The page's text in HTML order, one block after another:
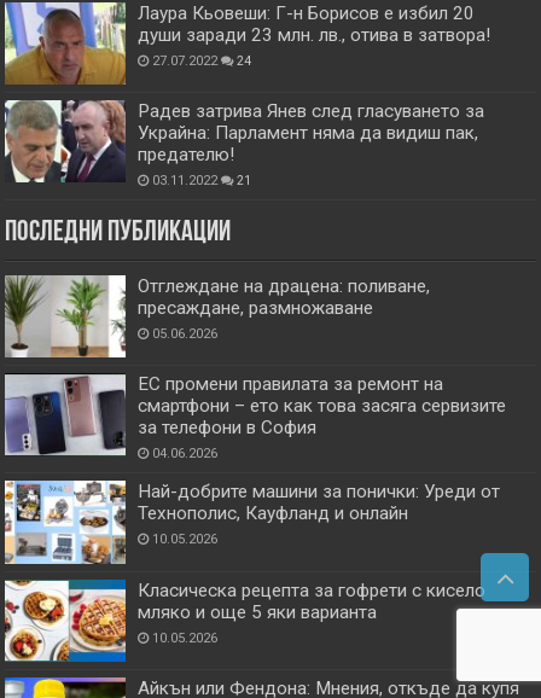
Лаура Кьовеши: Г-н Борисов е избил 20
души заради 23 млн. лв., отива в затвора!
27.07.2022 24
Радев затрива Янев след гласуването за
Украйна: Парламент няма да видиш пак,
предателю!
03.11.2022 21
Последни публикации
Отглеждане на драцена: поливане,
пресаждане, размножаване
05.06.2026
ЕС промени правилата за ремонт на
смартфони – ето как това засяга сервизите
за телефони в София
04.06.2026
Най-добрите машини за понички: Уреди от
Технополис, Кауфланд и онлайн
10.05.2026
Класическа рецепта за гофрети с кисело
мляко и още 5 яки варианта
10.05.2026
Айкън или Фендона: Мнения, откъде да купя